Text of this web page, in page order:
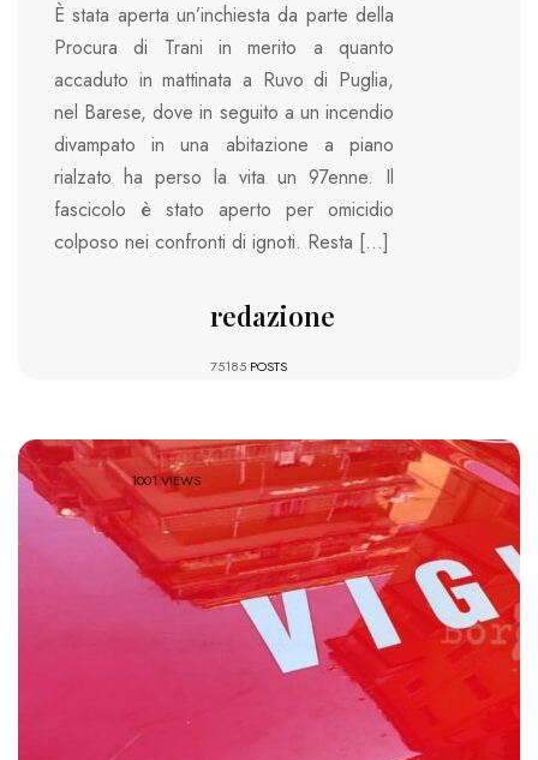
È stata aperta un’inchiesta da parte della
Procura di Trani in merito a quanto
accaduto in mattinata a Ruvo di Puglia,
nel Barese, dove in seguito a un incendio
divampato in una abitazione a piano
rialzato ha perso la vita un 97enne. Il
fascicolo è stato aperto per omicidio
colposo nei confronti di ignoti. Resta […]
redazione
75185 POSTS
1001 VIEWS